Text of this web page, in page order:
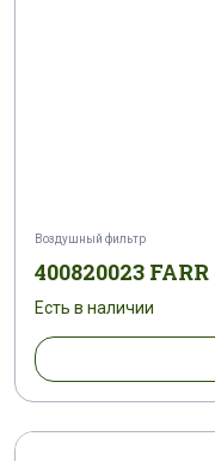
Воздушный фильтр
400820023 FARR
Есть в наличии